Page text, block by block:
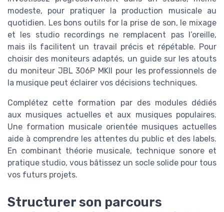
modeste, pour pratiquer la production musicale au
quotidien. Les bons outils for la prise de son, le mixage
et les studio recordings ne remplacent pas l’oreille,
mais ils facilitent un travail précis et répétable. Pour
choisir des moniteurs adaptés, un guide sur les atouts
du moniteur JBL 306P MKII pour les professionnels de
la musique peut éclairer vos décisions techniques.
Complétez cette formation par des modules dédiés
aux musiques actuelles et aux musiques populaires.
Une formation musicale orientée musiques actuelles
aide à comprendre les attentes du public et des labels.
En combinant théorie musicale, technique sonore et
pratique studio, vous bâtissez un socle solide pour tous
vos futurs projets.
Structurer son parcours